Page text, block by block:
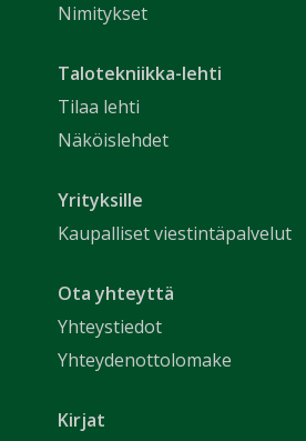
Nimitykset
Talotekniikka-lehti
Tilaa lehti
Näköislehdet
Yrityksille
Kaupalliset viestintäpalvelut
Ota yhteyttä
Yhteystiedot
Yhteydenottolomake
Kirjat